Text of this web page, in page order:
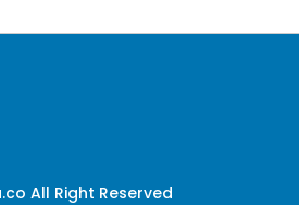
All Right Reserved